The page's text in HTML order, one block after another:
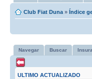
Club Fiat Duna » Índice
Navegar Buscar
ULTIMO ACTUALIZADO